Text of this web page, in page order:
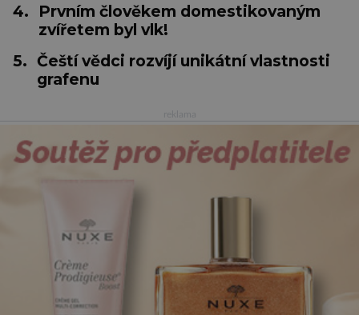
4.
Prvním člověkem domestikovaným
zvířetem byl vlk!
5. Čeští vědci rozvíjí unikátní vlastnosti
grafenu